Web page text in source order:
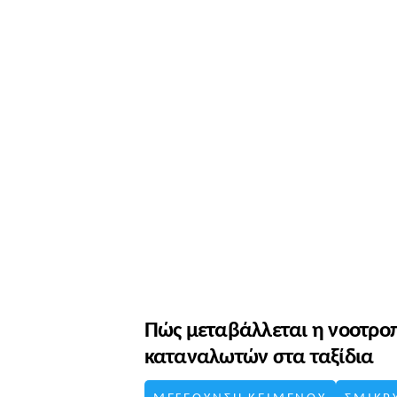
Πώς μεταβάλλεται η
καταναλωτών στα ταξίδια